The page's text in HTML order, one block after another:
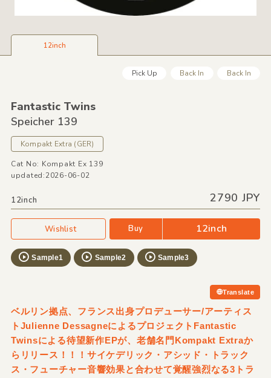
12inch
Pick Up Back In Back In
Fantastic Twins
Speicher 139
Kompakt Extra (GER)
Cat No: Kompakt Ex 139
updated:2026-06-02
12inch 2790 JPY
Wishlist Buy 12inch
Sample1 Sample2 Sample3
Translate
ベルリン拠点、フランス出身プロデューサー/アーティス
トJulienne DessagneによるプロジェクトFantastic
Twinsによる待望新作EPが、老舗名門Kompakt Extraか
らリリース！！！サイケデリック・アシッド・トラック
ス・フューチャー音響効果と合わせて覚醒強烈なる3トラ